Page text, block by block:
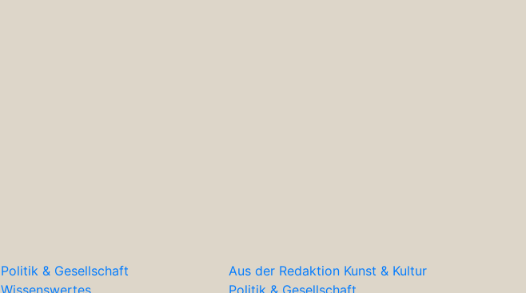
Politik & Gesellschaft
Wissenswertes
Aus der Redaktion Kunst & Kultur
Politik & Gesellschaft